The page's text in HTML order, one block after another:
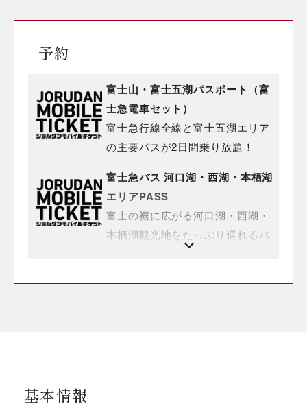
予約
富士山・富士五湖パスポート（富
士急電車セット）
富士急行線全線と富士五湖エリア
の主要バスが2日間乗り放題！
富士急バス 河口湖・西湖・本栖湖
エリアPASS
富士の裾に広がる河口湖・西湖・
本栖湖観光地をたっぷり巡れるバ
基本情報